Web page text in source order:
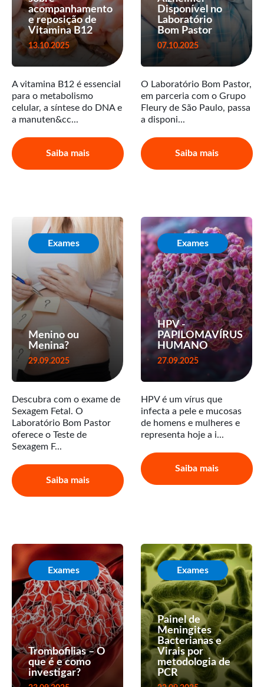
acompanhamento
e reposição de
Vitamina B12
13.10.2025
A vitamina B12 é essencial
para o metabolismo
celular, a síntese do DNA e
a manuten&cc...
Saiba mais
Disponível no
Laboratório
Bom Pastor
07.10.2025
O Laboratório Bom Pastor,
em parceria com o Grupo
Fleury de São Paulo, passa
a disponi...
Saiba mais
Exames
Menino ou
Menina?
29.09.2025
Descubra com o exame de
Sexagem Fetal. O
Laboratório Bom Pastor
oferece o Teste de
Sexagem F...
Saiba mais
Exames
HPV -
PAPILOMAVÍRUS
HUMANO
27.09.2025
HPV é um vírus que
infecta a pele e mucosas
de homens e mulheres e
representa hoje a i...
Saiba mais
Exames
Trombofilias – O
que é e como
investigar?
Exames
Painel de
Meningites
Bacterianas e
Virais por
metodologia de
PCR